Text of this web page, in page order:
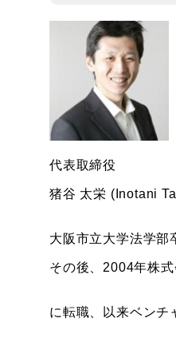
代表取締役
猪谷 太栄 (Inotani
大阪市立大学法学部
その後、2004年株
に転職、以来ベンチ